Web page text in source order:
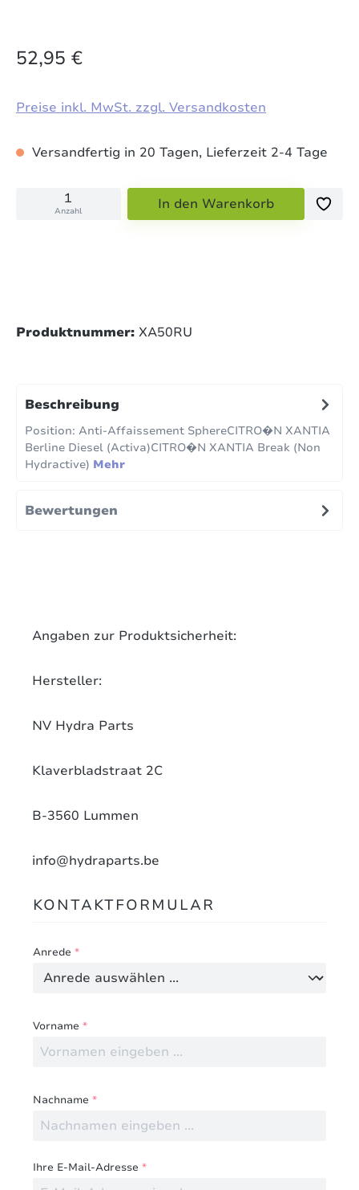
52,95 €
Preise inkl. MwSt. zzgl. Versandkosten
Versandfertig in 20 Tagen, Lieferzeit 2-4 Tage
Anzahl In den Warenkorb
Produktnummer: XA50RU
Beschreibung
Position: Anti-Affaissement SphereCITRO�N XANTIA
Berline Diesel (Activa)CITRO�N XANTIA Break (Non
Hydractive) Mehr
Bewertungen
Angaben zur Produktsicherheit:
Hersteller:
NV Hydra Parts
Klaverbladstraat 2C
B-3560 Lummen
info@hydraparts.be
KONTAKTFORMULAR
Anrede *
Vorname *
Nachname *
Ihre E-Mail-Adresse *